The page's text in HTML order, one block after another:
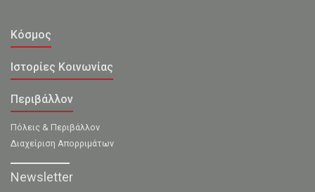
Κόσμος
Ιστορίες Κοινωνίας
Περιβάλλον
Πόλεις & Περιβάλλον
Διαχείριση Απορριμάτων
Newsletter